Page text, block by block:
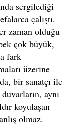
sergilediği
çalıştı.
zaman olduğu
çok büyük,
fark
üzerine
bir sanatçı ile
aynı
koyulaşan
olmaz.